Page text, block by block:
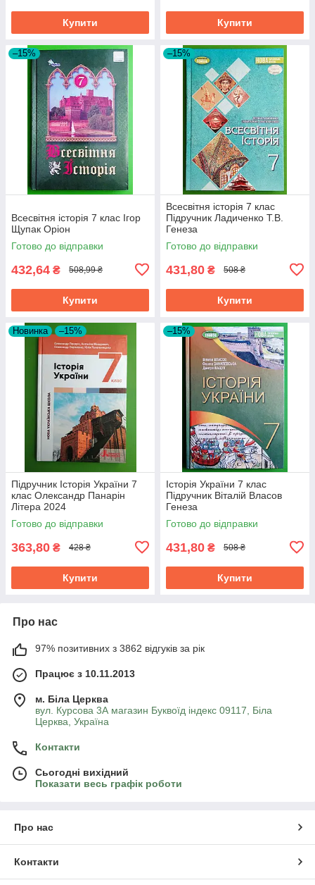
Купити Купити
–15%
Всесвітня історія 7 клас Ігор
Щупак Оріон
Готово до відправки
432,64 ₴ 508,99 ₴
Купити
–15%
Всесвітня історія 7 клас
Підручник Ладиченко Т.В.
Генеза
Готово до відправки
431,80 ₴ 508 ₴
Купити
Новинка –15%
Підручник Історія України 7
клас Олександр Панарін
Літера 2024
Готово до відправки
363,80 ₴ 428 ₴
Купити
–15%
Історія України 7 клас
Підручник Віталій Власов
Генеза
Готово до відправки
431,80 ₴ 508 ₴
Купити
Про нас
97% позитивних з 3862 відгуків за рік
Працює з 10.11.2013
м. Біла Церква
вул. Курсова 3А магазин Буквоїд індекс 09117, Біла
Церква, Україна
Контакти
Сьогодні вихідний
Показати весь графік роботи
Про нас
Контакти